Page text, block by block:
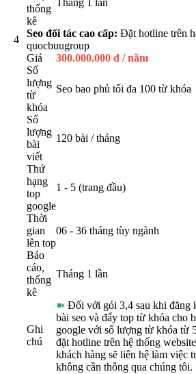
thống
kê
Tháng 1 lần
4
Seo đối tác cao cấp: Đặt hotline trên
quocbuugroup
Giá
300.000.000 đ / năm
Số
lượng
từ
khóa
Seo bao phủ tối đa 100 từ khóa
Số
lượng
bài
viết
120 bài / tháng
Thứ
hạng
top
google
1 - 5 (trang đầu)
Thời
gian
lên top
06 - 36 tháng tùy ngành
Báo
cáo,
thống
kê
Tháng 1 lần
Ghi
chú
➽ Đối với gói 3,4 sau khi đăng
bài seo và đẩy top từ khóa cho
google với số lượng từ khóa từ
đặt hotline trên hệ thống
khách hàng sẽ liên hệ làm việc
không cần thông qua chúng tôi.